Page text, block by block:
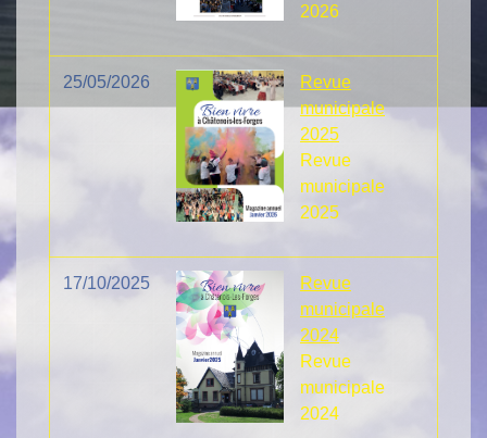
2026
25/05/2026
Revue
municipale
2025
Revue
municipale
2025
17/10/2025
Revue
municipale
2024
Revue
municipale
2024